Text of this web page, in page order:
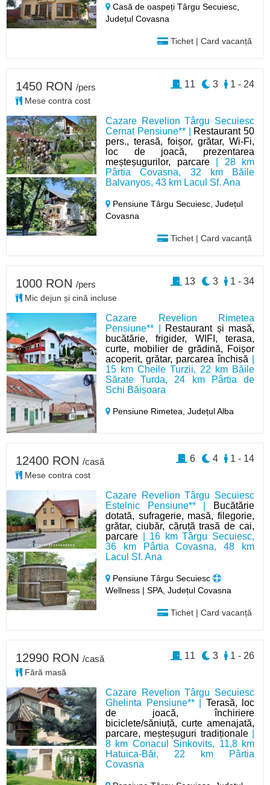
Casă de oaspeți Târgu Secuiesc,
Județul Covasna
Tichet | Card vacanță
Cazare Revelion Târgu Secuiesc
Cernat Pensiune** |
Restaurant 50
pers., terasă, foișor, grătar, Wi-Fi,
loc de joacă, prezentarea
meșteșugurilor, parcare| 28 km
Pârtia Covasna, 32 km Băile
Balvanyos, 43 km Lacul Sf. Ana
Pensiune Târgu Secuiesc,Județul
Covasna
Tichet | Card vacanță
1450 RON /pers
Mese contra cost
1 - 24
3
11
Cazare Revelion Rimetea
Pensiune** |
Restaurant și masă,
bucătărie, frigider, WIFI, terasa,
curte, mobilier de grădină, Foișor
acoperit, grătar, parcarea închisă
15 km Cheile Turzii, 22 km Băile
Sărate Turda, 24 km Pârtia de
Schi Băișoara
Pensiune Rimetea,Județul Alba
1000 RON /pers
Mic dejun și cină incluse
1 - 34
3
13
Cazare Revelion Târgu Secuiesc
Estelnic Pensiune** |
Bucătărie
dotată, sufragerie, masă, filegorie,
grătar, ciubăr, căruță trasă de cai,
parcare | 16 km Târgu Secuiesc,
36 km Pârtia Covasna, 48 km
Lacul Sf. Ana
Pensiune Târgu Secuiesc
Wellness | SPA, Județul Covasna
Tichet | Card vacanță
12400 RON /casă
Mese contra cost
1 - 14
4
6
Cazare Revelion Târgu Secuiesc
Ghelinta Pensiune** | Terasă, loc
de joacă, închiriere
biciclete/săniuță, curte amenajată,
parcare, meșteșuguri tradiționale|
8 km Conacul Sinkovits, 11,8 km
Hatuica-Băi, 22 km Pârtia
Covasna
12990 RON /casă
Fără masă
1 - 26
3
11